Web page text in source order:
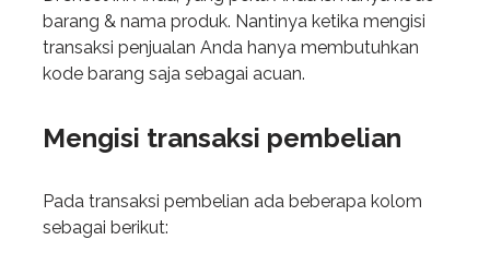
barang & nama produk. Nantinya ketika mengisi
transaksi penjualan Anda hanya membutuhkan
kode barang saja sebagai acuan.
Mengisi transaksi pembelian
Pada transaksi pembelian ada beberapa kolom
sebagai berikut: